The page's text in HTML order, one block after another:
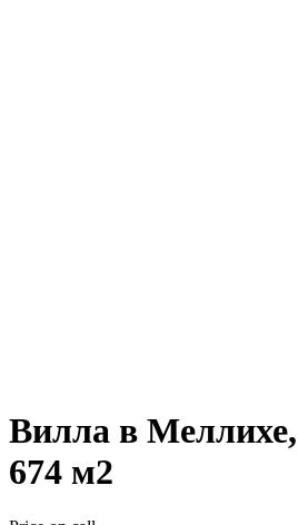
Вилла в
674 м2